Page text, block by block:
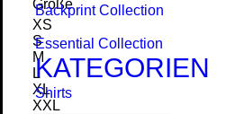
Backprint Collection
Essential Collection
KATEGORIEN
Shirts
Größe
XS
S
M
L
XL
XXL